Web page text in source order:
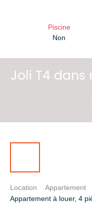
Piscine
Non
Joli T4 dans
Location Appartement
Appartement à louer, 4